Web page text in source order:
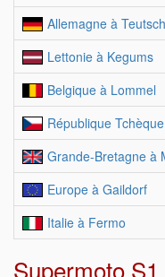
Allemagne à
Lettonie à Kegums
Belgique à Lommel
République
Grande-Bretagne à
Europe à Gaildorf
Italie à Fermo
Supermoto S1